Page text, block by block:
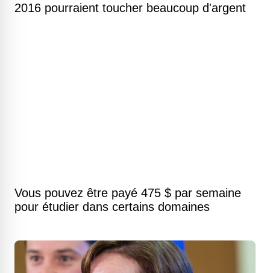
2016 pourraient toucher beaucoup d'argent
Vous pouvez être payé 475 $ par semaine
pour étudier dans certains domaines